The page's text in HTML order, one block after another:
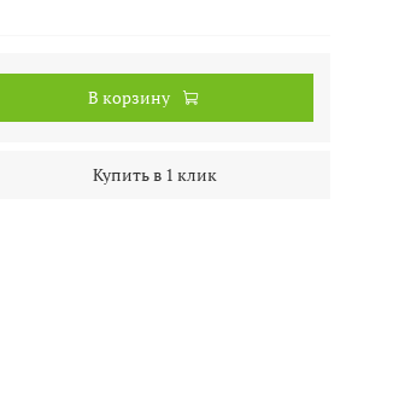
В корзину
Купить в 1 клик